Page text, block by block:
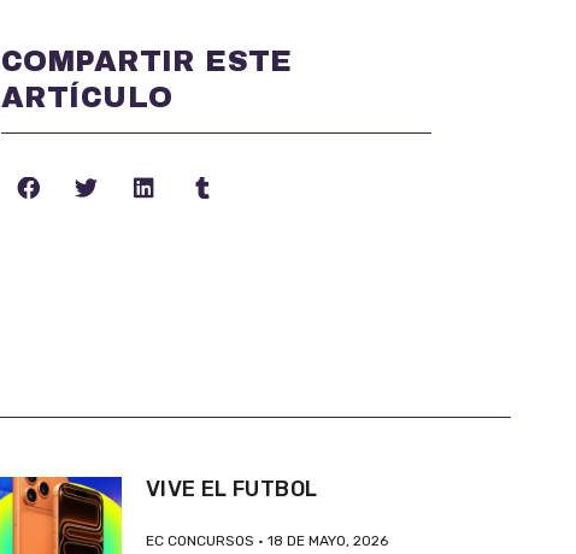
COMPARTIR ESTE
ARTÍCULO
VIVE EL FUTBOL
EC CONCURSOS 18 DE MAYO, 2026